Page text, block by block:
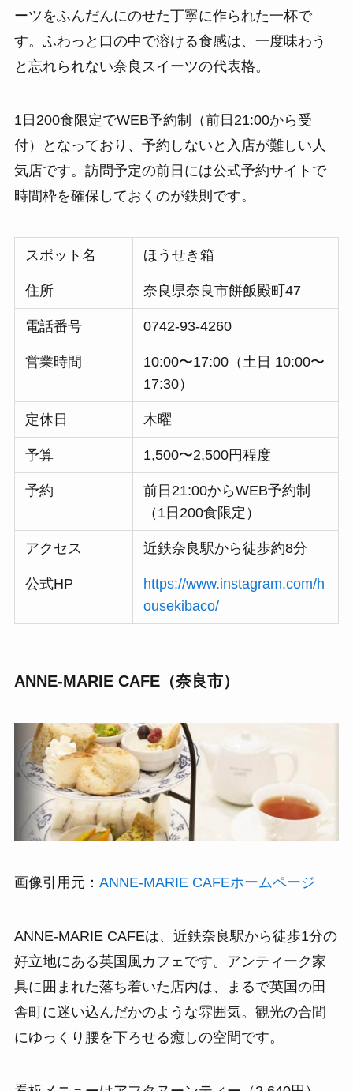
ーツをふんだんにのせた丁寧に作られた一杯で
す。ふわっと口の中で溶ける食感は、一度味わう
と忘れられない奈良スイーツの代表格。
1日200食限定でWEB予約制（前日21:00から受
付）となっており、予約しないと入店が難しい人
気店です。訪問予定の前日には公式予約サイトで
時間枠を確保しておくのが鉄則です。
スポット名 ほうせき箱
住所 奈良県奈良市餅飯殿町47
電話番号 0742-93-4260
営業時間
10:00〜17:00（土日 10:00〜
17:30）
定休日 木曜
予算 1,500〜2,500円程度
予約
前日21:00からWEB予約制
（1日200食限定）
アクセス 近鉄奈良駅から徒歩約8分
公式HP
https://www.instagram.com/h
ousekibaco/
ANNE-MARIE CAFE（奈良市）
画像引用元： ANNE-MARIE CAFEホームページ
ANNE-MARIE CAFEは、近鉄奈良駅から徒歩1分の
好立地にある英国風カフェです。アンティーク家
具に囲まれた落ち着いた店内は、まるで英国の田
舎町に迷い込んだかのような雰囲気。観光の合間
にゆっくり腰を下ろせる癒しの空間です。